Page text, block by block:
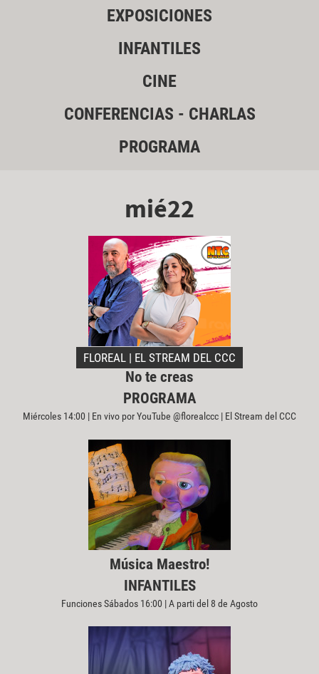
EXPOSICIONES
INFANTILES
CINE
CONFERENCIAS - CHARLAS
PROGRAMA
mié22
FLOREAL | EL STREAM DEL CCC
No te creas
PROGRAMA
Miércoles 14:00 | En vivo por YouTube @florealccc | El Stream del CCC
Música Maestro!
INFANTILES
Funciones Sábados 16:00 | A parti del 8 de Agosto